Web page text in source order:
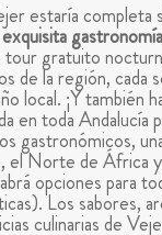
estaría completa
tour gratuito
de la región, cada
local. ¡Y también
en toda Andalucía
gastronómicos,
el Norte de África
opciones para
Los sabores,
culinarias de